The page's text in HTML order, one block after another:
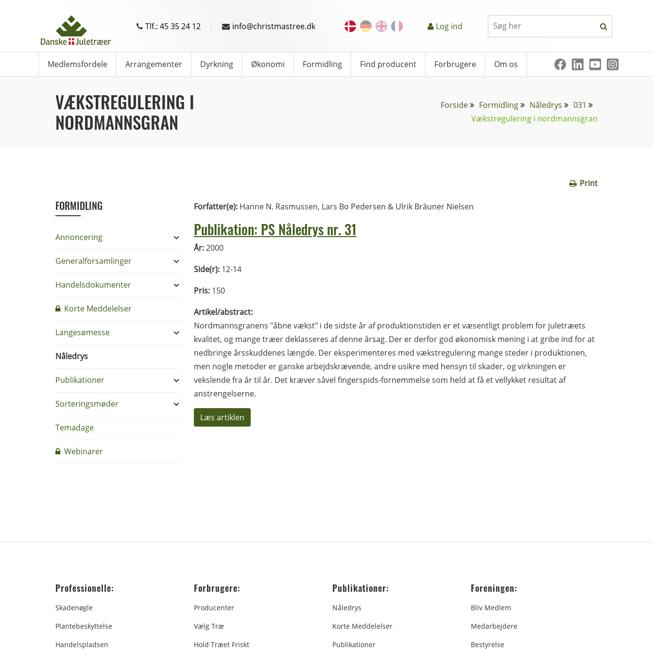
Tlf.: 45 35 24 12 info@christmastree.dk Log ind
Medlemsfordele Arrangementer Dyrkning Økonomi Formidling Find producent Forbrugere Om os
VÆKSTREGULERING I
NORDMANNSGRAN
Forside Formidling Nåledrys
031
Vækstregulering i nordmannsgran
Print
FORMIDLING
Annoncering
Generalforsamlinger
Handelsdokumenter
Korte Meddelelser
Langesømesse
Nåledrys
Publikationer
Sorteringsmøder
Temadage
Webinarer
Forfatter(e): Hanne N. Rasmussen, Lars Bo Pedersen & Ulrik Bräuner Nielsen
Publikation: PS Nåledrys nr. 31
År:2000
Side(r): 12-14
Pris: 150
Artikel/abstract:
Nordmannsgranens "åbne vækst" i de sidste år af produktionstiden er et væsentligt problem for juletræets
kvalitet, og mange træer deklasseres af denne årsag. Der er derfor god økonomisk mening i at gribe ind for at
nedbringe årsskuddenes længde. Der eksperimenteres med vækstregulering mange steder i produktionen,
men nogle metoder er ganske arbejdskrævende, andre usikre med hensyn til skader, og virkningen er
vekslende fra år til år. Det kræver såvel fingerspids-fornemmelse som held at få et vellykket resultat af
anstrengelserne.
Læs artiklen
Professionelle:
Skadenøgle
Plantebeskyttelse
Handelspladsen
Forbrugere:
Producenter
Vælg Træ
Hold Træet Friskt
Publikationer:
Nåledrys
Korte Meddelelser
Publikationer
Foreningen:
Bliv Medlem
Medarbejdere
Bestyrelse